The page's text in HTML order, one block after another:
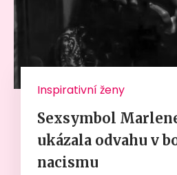
Inspirativní ženy
Sexsymbol
ukázala odvahu v
nacismu